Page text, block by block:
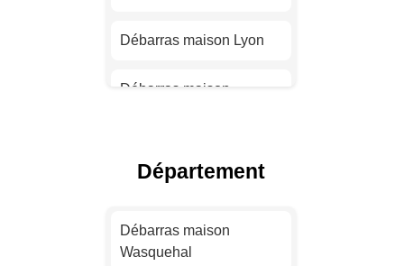
Débarras maison Lyon
Débarras maison
Débarras maison Nice
Débarras maison
Département
Débarras maison
Wasquehal